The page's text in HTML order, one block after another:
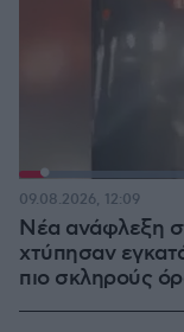
Νέα ανάφλεξη
χτύπησαν
πιο σκληρούς
09.08.2026, 12:09